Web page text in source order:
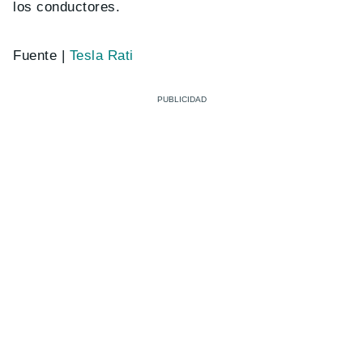
los conductores.
Fuente | Tesla Rati